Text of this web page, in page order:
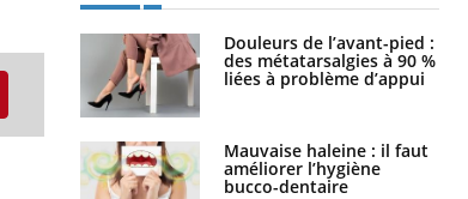
Douleurs de l’avant-pied :
des métatarsalgies à 90 %
liées à problème d’appui
Mauvaise haleine : il faut
améliorer l’hygiène
bucco-dentaire